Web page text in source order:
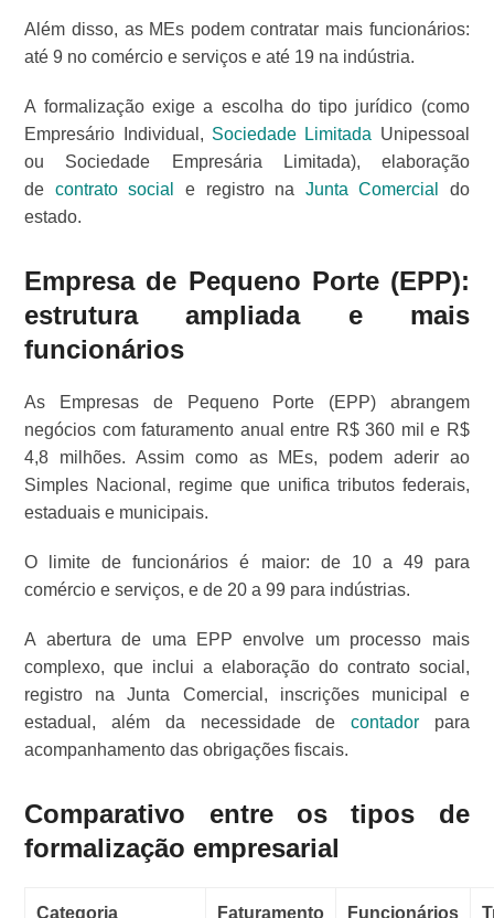
Além disso, as MEs podem contratar mais funcionários:
até 9 no comércio e serviços e até 19 na indústria.
A formalização exige a escolha do tipo jurídico (como
Empresário Individual, Sociedade Limitada Unipessoal
ou Sociedade Empresária Limitada), elaboração
de contrato social e registro na Junta Comercial
do
estado.
Empresa de Pequeno Porte (EPP):
estrutura ampliada e mais
funcionários
As Empresas de Pequeno Porte (EPP) abrangem
negócios com faturamento anual entre R$ 360 mil e R$
4,8 milhões. Assim como as MEs, podem aderir ao
Simples Nacional, regime que unifica tributos federais,
estaduais e municipais.
O limite de funcionários é maior: de 10 a 49 para
comércio e serviços, e de 20 a 99 para indústrias.
A abertura de uma EPP envolve um processo mais
complexo, que inclui a elaboração do contrato social,
registro na Junta Comercial, inscrições municipal e
estadual, além da necessidade de contadorpara
acompanhamento das obrigações fiscais.
Comparativo entre os tipos de
formalização empresarial
Categoria
Faturamento
Funcionários